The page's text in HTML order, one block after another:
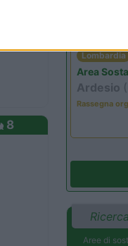
8
Lombardia
Area
Ardesio
Rassegna
Aree di